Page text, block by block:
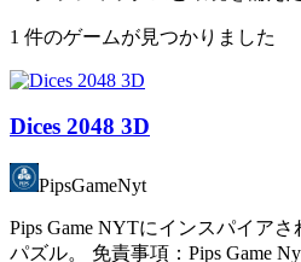
1 件のゲームが見つかりました
Dices 2048 3D
PipsGameNyt
Pips Game NYTにインスパイア
パズル。 免責事項：Pips Game